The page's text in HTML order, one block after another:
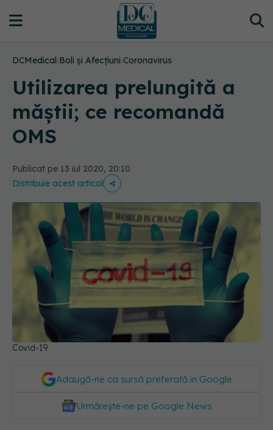
DCMedical›Boli și Afecțiuni›Coronavirus
Utilizarea prelungită a
măștii; ce recomandă
OMS
Publicat pe 13 iul 2020, 20:10
Distribuie acest articol
Covid-19
Adaugă-ne ca sursă preferată în Google
Urmărește-ne pe Google News